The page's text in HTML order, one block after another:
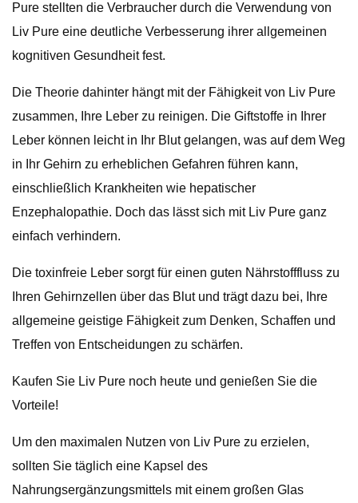
Pure stellten die Verbraucher durch die Verwendung von
Liv Pure eine deutliche Verbesserung ihrer allgemeinen
kognitiven Gesundheit fest.
Die Theorie dahinter hängt mit der Fähigkeit von Liv Pure
zusammen, Ihre Leber zu reinigen. Die Giftstoffe in Ihrer
Leber können leicht in Ihr Blut gelangen, was auf dem Weg
in Ihr Gehirn zu erheblichen Gefahren führen kann,
einschließlich Krankheiten wie hepatischer
Enzephalopathie. Doch das lässt sich mit Liv Pure ganz
einfach verhindern.
Die toxinfreie Leber sorgt für einen guten Nährstofffluss zu
Ihren Gehirnzellen über das Blut und trägt dazu bei, Ihre
allgemeine geistige Fähigkeit zum Denken, Schaffen und
Treffen von Entscheidungen zu schärfen.
Kaufen Sie Liv Pure noch heute und genießen Sie die
Vorteile!
Um den maximalen Nutzen von Liv Pure zu erzielen,
sollten Sie täglich eine Kapsel des
Nahrungsergänzungsmittels mit einem großen Glas